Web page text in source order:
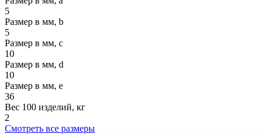
5
Размер в мм, b
5
Размер в мм, c
10
Размер в мм, d
10
Размер в мм, e
36
Вес 100 изделий, кг
2
Смотреть все размеры